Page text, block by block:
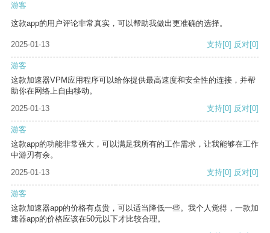
游客
这款app的用户评论非常真实，可以帮助我做出更准确的选择。
2025-01-13 支持[0] 反对[0]
游客
这款加速器VPM应用程序可以给你提供最高速度和安全性的连接，并帮
助你在网络上自由移动。
2025-01-13
支持[0] 反对[0]
游客
这款app的功能非常强大，可以满足我所有的工作需求，让我能够在工作
中游刃有余。
2025-01-13
支持[0] 反对[0]
游客
这款加速器app的价格有点贵，可以适当降低一些。我个人觉得，一款加
速器app的价格应该在50元以下才比较合理。